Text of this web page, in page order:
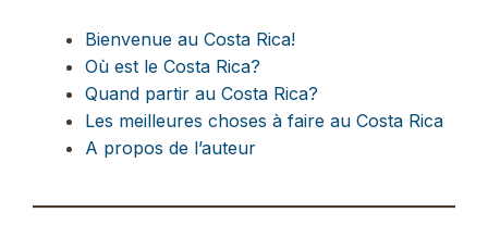
Bienvenue au Costa Rica!
Où est le Costa Rica?
Quand partir au Costa Rica?
Les meilleures choses à faire au Costa Rica
A propos de l’auteur